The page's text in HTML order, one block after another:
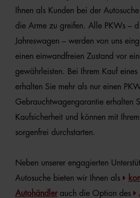
Ihnen als Kunden bei der
die Arme zu greifen. Alle PKWs –
Jahreswagen – werden von uns
einen einwandfreien Zustand vor
gewährleisten. Bei Ihrem Kauf
erhalten Sie mehr als nur einen
Gebrauchtwagengarantie erhalten
Kaufsicherheit und können mit
sorgenfrei durchstarten.
Neben unserer engagierten
Autosuche bieten wir Ihnen als
Autohändler auch die Option des